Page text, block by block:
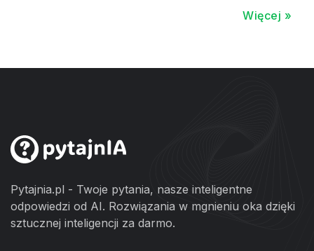
Więcej »
Pytajnia.pl - Twoje pytania, nasze inteligentne
odpowiedzi od AI. Rozwiązania w mgnieniu oka dzięki
sztucznej inteligencji za darmo.